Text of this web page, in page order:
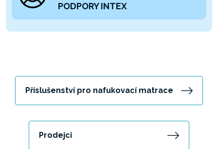
PODPORY INTEX
Příslušenství pro nafukovací matrace
Prodejci